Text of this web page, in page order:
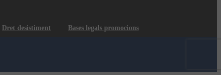
Dret desistiment Bases legals promocions